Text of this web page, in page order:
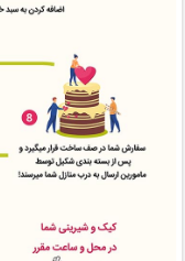
لوازم تولد
کیک
سفارشیجدید